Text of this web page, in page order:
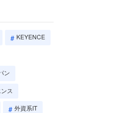
KEYENCE
ン
ス
外資系IT